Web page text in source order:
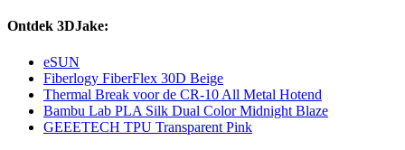
Ontdek 3DJake:
eSUN
Fiberlogy FiberFlex 30D Beige
Thermal Break voor de CR-10 All Metal Hotend
Bambu Lab PLA Silk Dual Color Midnight Blaze
GEEETECH TPU Transparent Pink